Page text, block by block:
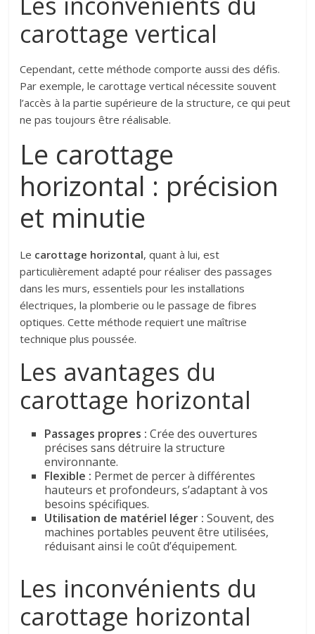
carottage vertical
Cependant, cette méthode comporte aussi des défis.
Par exemple, le carottage vertical nécessite souvent
l’accès à la partie supérieure de la structure, ce qui peut
ne pas toujours être réalisable.
Le carottage
horizontal : précision
et minutie
Le carottage horizontal, quant à lui, est
particulièrement adapté pour réaliser des passages
dans les murs, essentiels pour les installations
électriques, la plomberie ou le passage de fibres
optiques. Cette méthode requiert une maîtrise
technique plus poussée.
Les avantages du
carottage horizontal
Passages propres : Crée des ouvertures
précises sans détruire la structure
environnante.
Flexible : Permet de percer à différentes
hauteurs et profondeurs, s’adaptant à vos
besoins spécifiques.
Utilisation de matériel léger : Souvent, des
machines portables peuvent être utilisées,
réduisant ainsi le coût d’équipement.
Les inconvénients du
carottage horizontal